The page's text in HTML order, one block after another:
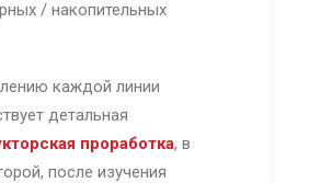
/ накопительных
каждой линии
детальная
проработка, в
после изучения